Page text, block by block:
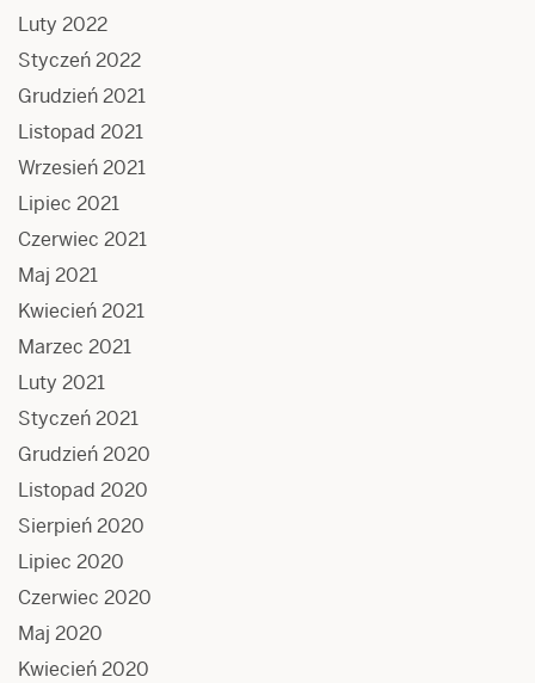
Luty 2022
Styczeń 2022
Grudzień 2021
Listopad 2021
Wrzesień 2021
Lipiec 2021
Czerwiec 2021
Maj 2021
Kwiecień 2021
Marzec 2021
Luty 2021
Styczeń 2021
Grudzień 2020
Listopad 2020
Sierpień 2020
Lipiec 2020
Czerwiec 2020
Maj 2020
Kwiecień 2020